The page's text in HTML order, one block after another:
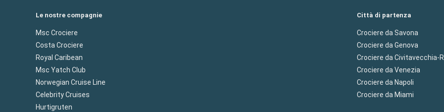
Le nostre compagnie
Msc Crociere
Costa Crociere
Royal Caribean
Msc Yatch Club
Norwegian Cruise Line
Celebrity Cruises
Hurtigruten
Città di partenza
Crociere da Savona
Crociere da Genova
Crociere da Civitavecchia-
Crociere da Venezia
Crociere da Napoli
Crociere da Miami